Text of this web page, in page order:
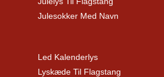
Julesokker Med Navn
Led Kalenderlys
Lyskæde Til Flagstang